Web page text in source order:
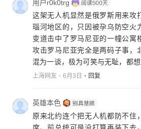
用户r0k0trg
这架无人机显然是俄罗斯用来攻
瑙河地区的，只因被孕乌防空火
变道击中了罗马尼亚的一幢公寓
攻击罗马尼亚完全是两码子事，
混为一谈，极为可笑与无耻，都想
上海网友 6月3日 回复
英雄本色
原来北约连个把无人机都防不住
席、前总统可是没打算再装下去